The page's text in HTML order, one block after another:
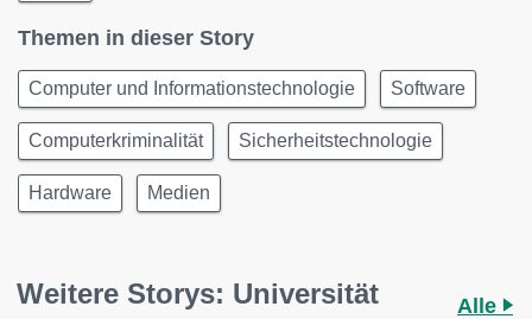
Themen in dieser Story
Computer und Informationstechnologie Software
Computerkriminalität Sicherheitstechnologie
Hardware Medien
Weitere Storys: Universität
Alle